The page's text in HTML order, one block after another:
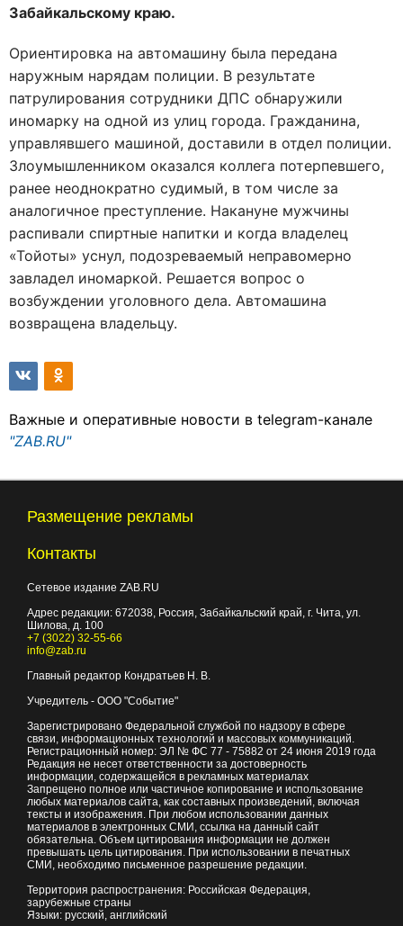
Забайкальскому краю.
Ориентировка на автомашину была передана
наружным нарядам полиции. В результате
патрулирования сотрудники ДПС обнаружили
иномарку на одной из улиц города. Гражданина,
управлявшего машиной, доставили в отдел полиции.
Злоумышленником оказался коллега потерпевшего,
ранее неоднократно судимый, в том числе за
аналогичное преступление. Накануне мужчины
распивали спиртные напитки и когда владелец
«Тойоты» уснул, подозреваемый неправомерно
завладел иномаркой. Решается вопрос о
возбуждении уголовного дела. Автомашина
возвращена владельцу.
Важные и оперативные новости в telegram-канале
"ZAB.RU"
Размещение рекламы
Контакты
Сетевое издание ZAB.RU
Адрес редакции: 672038 , Россия, Забайкальский край, г. Чита ул.
Шилова, д. 100
+7 (3022) 32-55-66
info@zab.ru
Главный редактор Кондратьев Н. В.
Учредитель - ООО "Событие"
Зарегистрировано Федеральной службой по надзору в сфере
связи, информационных технологий и массовых коммуникаций.
Регистрационный номер: ЭЛ № ФС 77 - 75882 от 24 июня 2019 года
Редакция не несет ответственности за достоверность
информации, содержащейся в рекламных материалах
Запрещено полное или частичное копирование и использование
любых материалов сайта, как составных произведений, включая
тексты и изображения. При любом использовании данных
материалов в электронных СМИ, ссылка на данный сайт
обязательна. Объем цитирования информации не должен
превышать цель цитирования. При использовании в печатных
СМИ, необходимо письменное разрешение редакции.
Территория распространения: Российская Федерация,
зарубежные страны
Языки: русский, английский